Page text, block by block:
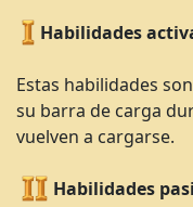
Habilidades
Estas habilidades
su barra de carga
vuelven a cargarse.
Habilidades